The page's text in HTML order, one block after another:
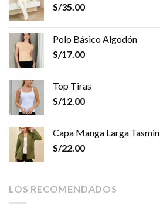
S/35.00
Polo Básico Algodón
S/17.00
Top Tiras
S/12.00
Capa Manga Larga Tasmin
S/22.00
LOS RECOMENDADOS